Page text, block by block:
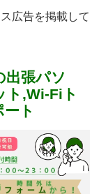
広告を掲載して
出張パソ
ト,Wi-Fiト
ト